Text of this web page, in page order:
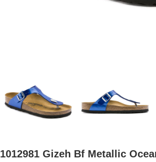
1012981 Gizeh Bf Metallic